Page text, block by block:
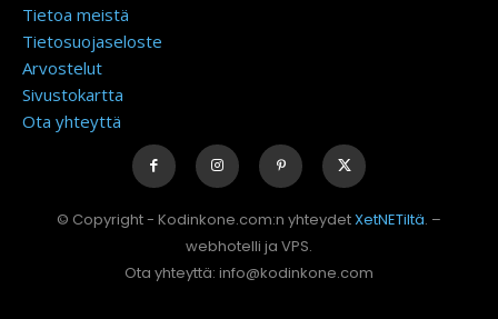
Tietoa meistä
Tietosuojaseloste
Arvostelut
Sivustokartta
Ota yhteyttä
© Copyright - Kodinkone.com:n yhteydetXetNETiltä. –
webhotelli ja VPS.
Ota yhteyttä: info@kodinkone.com